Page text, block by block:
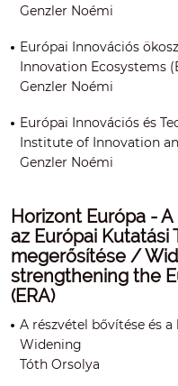
Genzler Noémi
Európai Innovációs
Innovation Ecosystems
Genzler Noémi
Európai Innovációs és
Institute of Innovation
Genzler Noémi
Horizont Európa -
az Európai Kutatási
megerősítése /
strengthening the
(ERA)
A részvétel bővítése és
Widening
Tóth Orsolya